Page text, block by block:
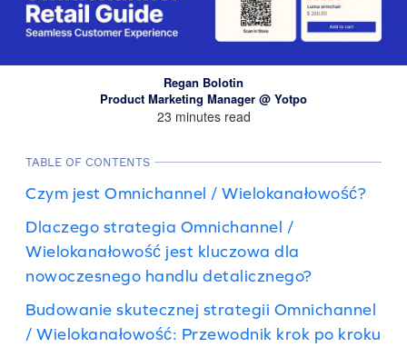
Regan Bolotin
Product Marketing Manager @ Yotpo
23 minutes read
TABLE OF CONTENTS
Czym jest Omnichannel / Wielokanałowość?
Dlaczego strategia Omnichannel /
Wielokanałowość jest kluczowa dla
nowoczesnego handlu detalicznego?
Budowanie skutecznej strategii Omnichannel
/ Wielokanałowość: Przewodnik krok po kroku